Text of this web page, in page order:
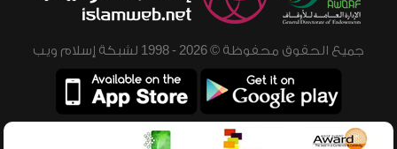
جميع الحقوق محفوظة © 2026 - 1998 لشبكة إسلام ويب